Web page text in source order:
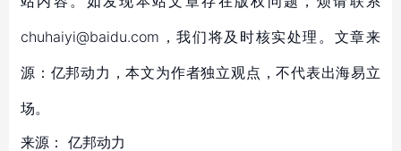
chuhaiyi@baidu.com，我们将及时核实处理。文章来
源：亿邦动力，本文为作者独立观点，不代表出海易立
场。
来源： 亿邦动力